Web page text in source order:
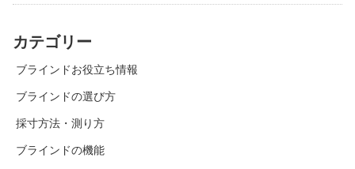
カテゴリー
ブラインドお役立ち情報
ブラインドの選び方
採寸方法・測り方
ブラインドの機能